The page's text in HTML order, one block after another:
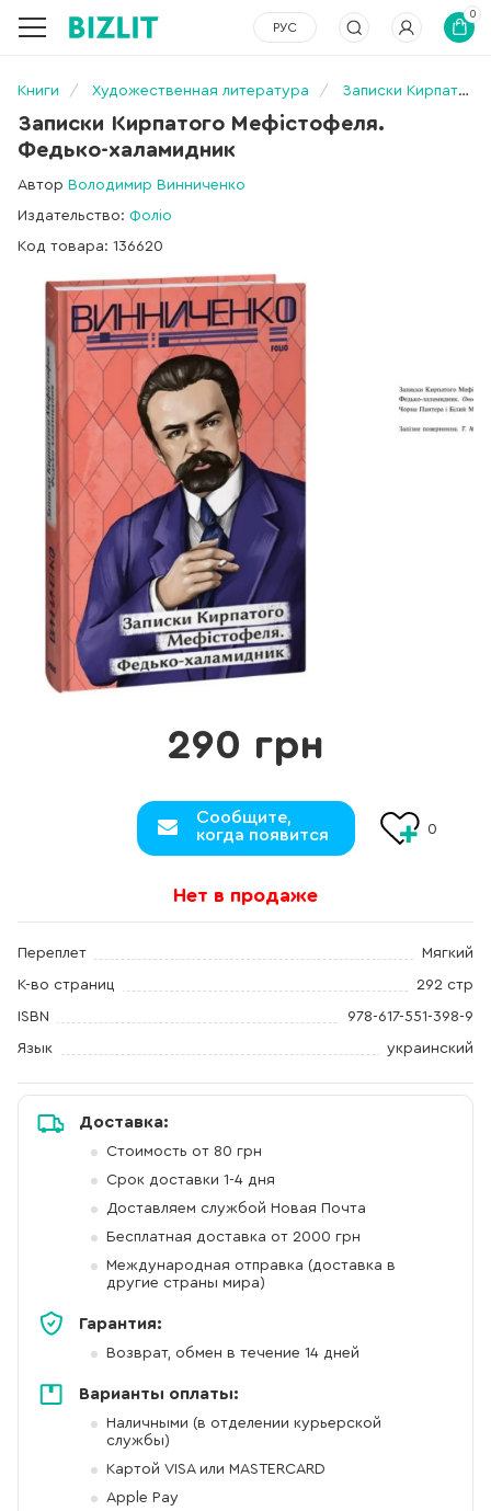
РУС
0
Книги Художественная литература Записки Кирпатого Мефістофеля. Федько-­халамидник
Записки Кирпатого Мефістофеля.
Федько-­халамидник
Автор Володимир Винниченко
Издательство: Фоліо
Код товара: 136620
290 грн
Сообщите,
когда появится
0
Нет в продаже
Переплет Мягкий
К-во страниц 292 стр
ISBN 978-617-551-398-9
Язык украинский
Доставка:
Стоимость от 80 грн
Срок доставки 1-4 дня
Доставляем службой Новая Почта
Бесплатная доставка от 2000 грн
Международная отправка (доставка в
другие страны мира)
Гарантия:
Возврат, обмен в течение 14 дней
Варианты оплаты:
Наличными (в отделении курьерской
службы)
Картой VISA или MASTERCARD
Apple Pay